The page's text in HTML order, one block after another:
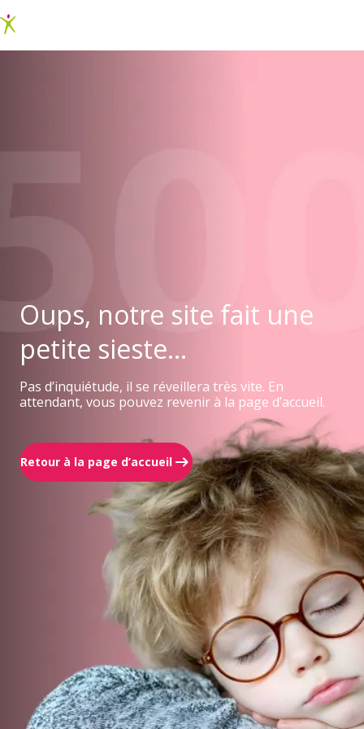
Oups, notre site fait une
petite sieste...
Pas d’inquiétude, il se réveillera très vite. En
attendant, vous pouvez revenir à la page d’accueil.
Retour à la page d’accueil